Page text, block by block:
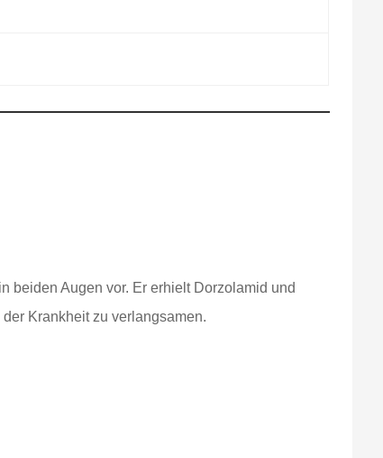
beiden Augen vor. Er erhielt Dorzolamid und
Krankheit zu verlangsamen.